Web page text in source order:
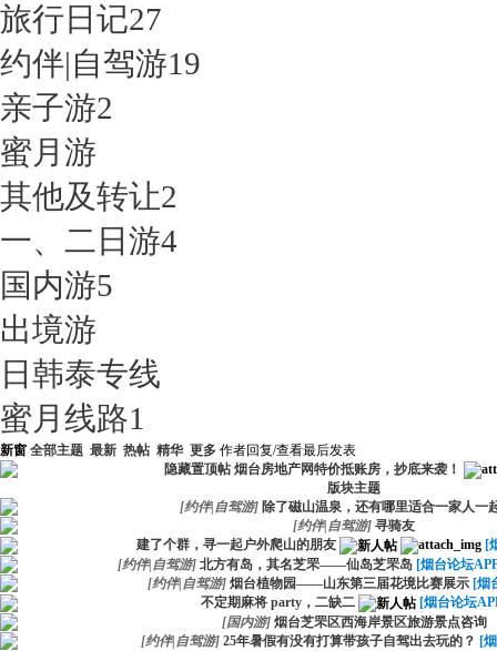
旅行日记27
约伴|自驾游19
亲子游2
蜜月游
其他及转让2
一、二日游4
国内游5
出境游
日韩泰专线
蜜月线路1
新窗 全部主题 最新 热帖 精华 更多 作者回复/查看最后发表
隐藏置顶帖 烟台房地产网特价抵账房，抄底来袭！
版块主题
[约伴|自驾游] 除了磁山温泉，还有哪里适合一家人一
[约伴|自驾游] 寻骑友
建了个群，寻一起户外爬山的朋友
[
[约伴|自驾游] 北方有岛，其名芝罘——仙岛芝罘岛 [烟台论坛
[约伴|自驾游] 烟台植物园——山东第三届花境比赛展示 [烟
不定期麻将 party，二缺二
[烟台论坛
[国内游] 烟台芝罘区西海岸景区旅游景点咨询
[约伴|自驾游] 25年暑假有没有打算带孩子自驾出去玩的？ [